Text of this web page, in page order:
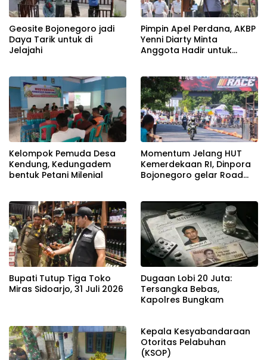
Geosite Bojonegoro jadi
Daya Tarik untuk di
Jelajahi
Pimpin Apel Perdana, AKBP
Yenni Diarty Minta
Anggota Hadir untuk
Kelompok Pemuda Desa
Kendung, Kedungadem
bentuk Petani Milenial
Momentum Jelang HUT
Kemerdekaan RI, Dinpora
Bojonegoro gelar Road
Bupati Tutup Tiga Toko
Miras Sidoarjo, 31 Juli 2026
Dugaan Lobi 20 Juta:
Tersangka Bebas,
Kapolres Bungkam
Kepala Kesyabandaraan
Otoritas Pelabuhan
(KSOP)